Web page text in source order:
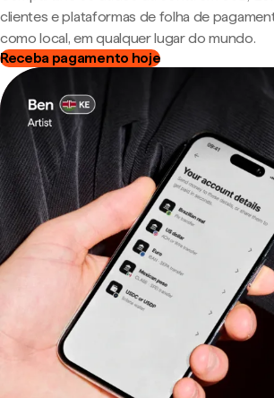
clientes e plataformas de folha de
como local, em qualquer lugar do mundo.
Receba pagamento hoje